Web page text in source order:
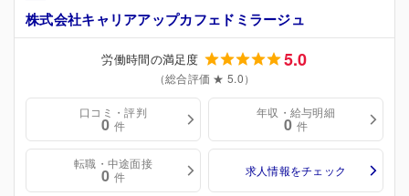
株式会社キャリアアップカフェドミラージュ
労働時間の満足度 5.0
（総合評価 ★ 5.0）
口コミ・評判
0 件
年収・給与明細
0 件
転職・中途面接
0 件 求人情報をチェック